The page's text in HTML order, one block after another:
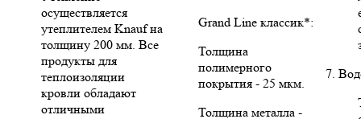
осуществляется
утеплителем Knauf на
толщину 200 мм. Все
продукты для
теплоизоляции
кровли обладают
отличными
Grand Line классик*:
Толщина
полимерного
покрытия - 25 мкм.
Толщина металла -
7.